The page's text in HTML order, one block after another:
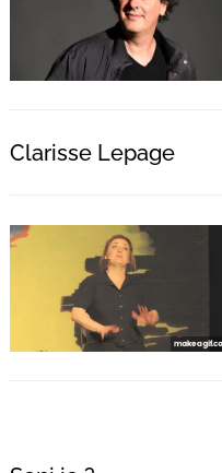
Clarisse Lepage